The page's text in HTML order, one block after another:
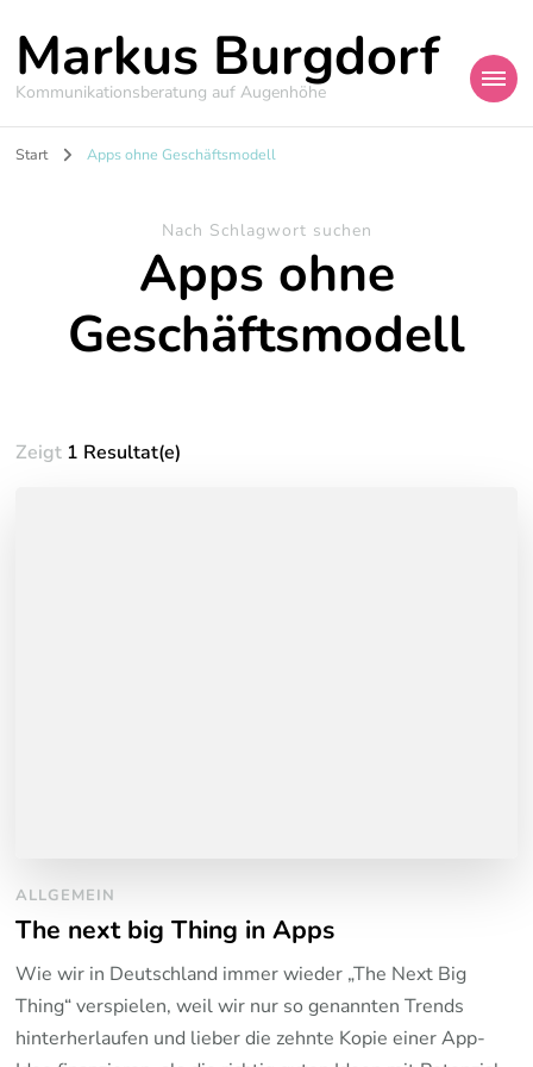
Markus Burgdorf
Kommunikationsberatung auf Augenhöhe
Start Apps ohne Geschäftsmodell
Nach Schlagwort suchen
Apps ohne
Geschäftsmodell
Zeigt 1 Resultat(e)
ALLGEMEIN
The next big Thing in Apps
Wie wir in Deutschland immer wieder „The Next Big
Thing“ verspielen, weil wir nur so genannten Trends
hinterherlaufen und lieber die zehnte Kopie einer App-